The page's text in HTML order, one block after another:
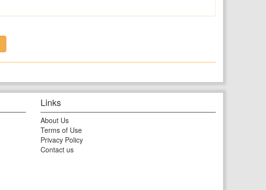
Links
About Us
Terms of Use
Privacy Policy
Contact us